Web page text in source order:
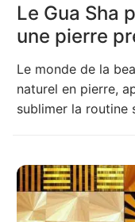
Le Gua Sha
une pierre
Le monde de la
naturel en pierre,
sublimer la routine